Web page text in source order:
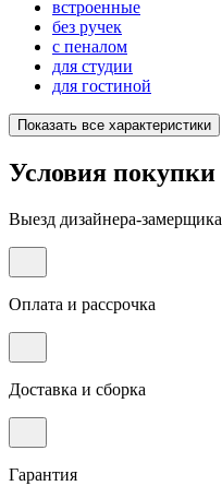
встроенные
без ручек
с пеналом
для студии
для гостиной
Показать все характеристики
Условия покупки
Выезд дизайнера-замерщика
Оплата и рассрочка
Доставка и сборка
Гарантия